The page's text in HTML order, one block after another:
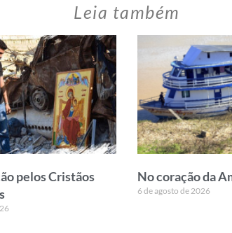
Leia também
pelos Cristãos
No coração da
6 de agosto de 2026